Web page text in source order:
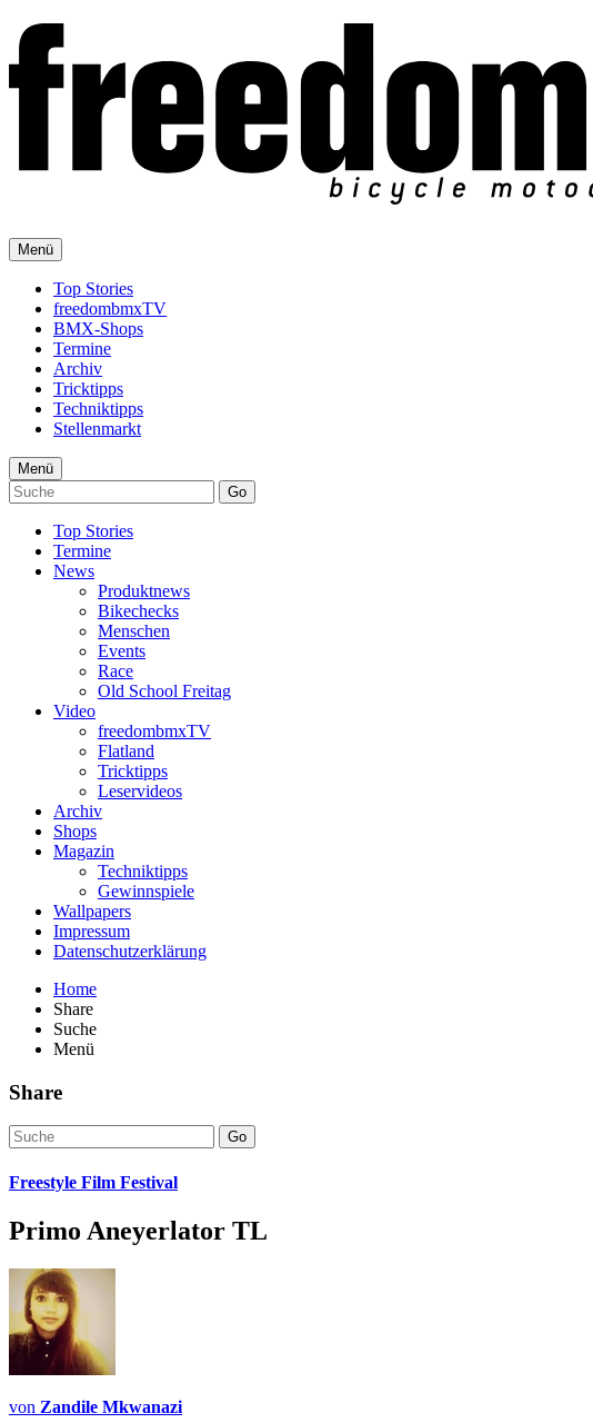
Menü
Top Stories
freedombmxTV
BMX-Shops
Termine
Archiv
Tricktipps
Techniktipps
Stellenmarkt
Menü
Go
Top Stories
Termine
News
Produktnews
Bikechecks
Menschen
Events
Race
Old School Freitag
Video
freedombmxTV
Flatland
Tricktipps
Leservideos
Archiv
Shops
Magazin
Techniktipps
Gewinnspiele
Wallpapers
Impressum
Datenschutzerklärung
Home
Share
Suche
Menü
Share
Go
Freestyle Film Festival
Primo Aneyerlator TL
von Zandile Mkwanazi